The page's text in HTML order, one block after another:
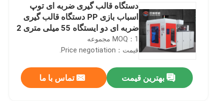
دستگاه قالب گیری ضربه ای توپ
اسباب بازی PP دستگاه قالب گیری
ضربه ای دو ایستگاه 55 میلی متری 2
لیتری
MOQ：1 مجموعه
قیمت：Price negotiation.
بهترین قیمت تماس با ما